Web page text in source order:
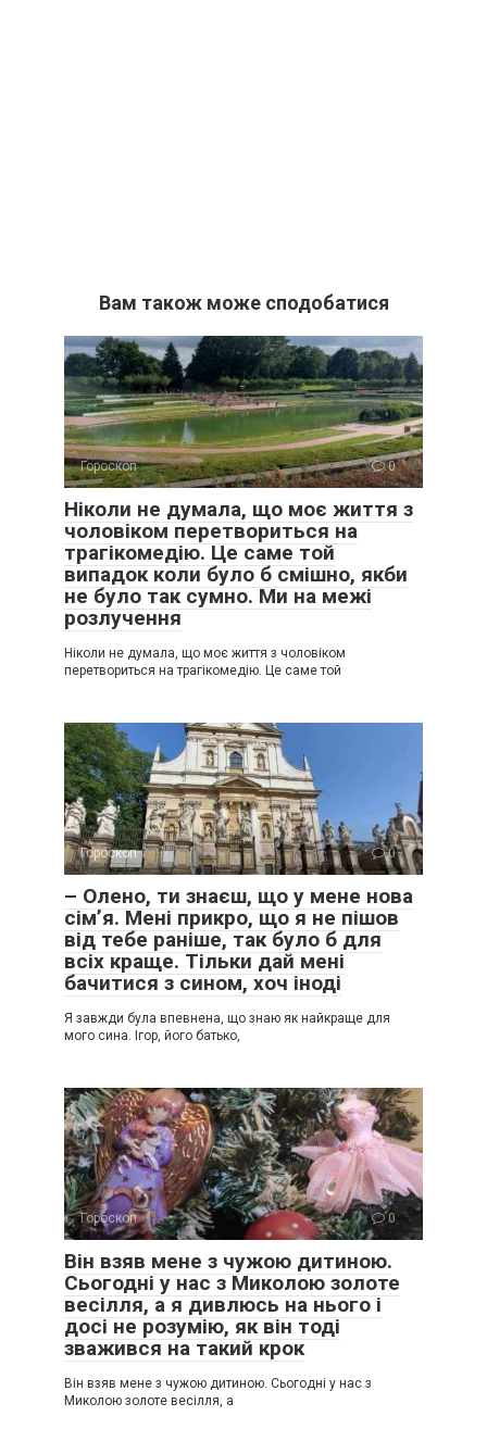
Вам також може сподобатися
Гороскоп 0
Ніколи не думала, що моє життя з
чоловіком перетвориться на
трагікомедію. Це саме той
випадок коли було б смішно, якби
не було так сумно. Ми на межі
розлучення
Ніколи не думала, що моє життя з чоловіком
перетвориться на трагікомедію. Це саме той
Гороскоп 0
– Олено, ти знаєш, що у мене нова
сім’я. Мені прикро, що я не пішов
від тебе раніше, так було б для
всіх краще. Тільки дай мені
бачитися з сином, хоч іноді
Я завжди була впевнена, що знаю як найкраще для
мого сина. Ігор, його батько,
Гороскоп 0
Він взяв мене з чужою дитиною.
Сьогодні у нас з Миколою золоте
весілля, а я дивлюсь на нього і
досі не розумію, як він тоді
зважився на такий крок
Він взяв мене з чужою дитиною. Сьогодні у нас з
Миколою золоте весілля, а